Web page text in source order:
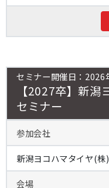
セミナー開催日：2026
【2027卒】新潟
セミナー
参加会社
新潟ヨコハマタイヤ(株)
会場